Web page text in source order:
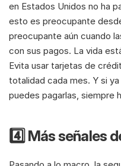
en Estados Unidos no ha
esto es preocupante
preocupante aún cuando
con sus pagos. La vida
Evita usar tarjetas de
totalidad cada mes. Y si
puedes pagarlas, siempre
4️⃣ Más señales